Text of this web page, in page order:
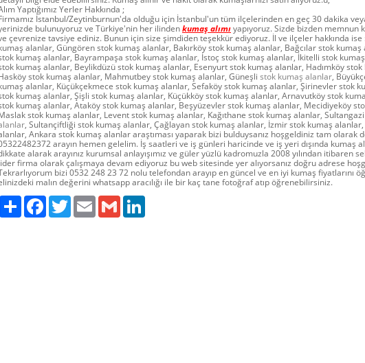
Yaptığımız Yerler Hakkında ;
İstanbul/Zeytinburnun'da olduğu için İstanbul'un tüm ilçelerinden en geç 30 dakika
bulunuyoruz ve Türkiye'nin her ilindenkumaş alımıyapıyoruz. Sizde bizden memnun
çevrenize tavsiye ediniz. Bunun için size şimdiden teşekkür ediyoruz. İl ve ilçeler hakkında
alanlar, Güngören stok kumaş alanlar, Bakırköy stok kumaş alanlar, Bağcılar stok
kumaş alanlar, Bayrampaşa stok kumaş alanlar, İstoç stok kumaş alanlar, İkitelli stok
kumaş alanlar, Beylikdüzü stok kumaş alanlar, Esenyurt stok kumaş alanlar, Hadımköy
stok kumaş alanlar, Mahmutbey stok kumaş alanlar, Güneşli stok kumaş alanlar,
alanlar, Küçükçekmece stok kumaş alanlar, Sefaköy stok kumaş alanlar, Şirinevler stok
kumaş alanlar, Şişli stok kumaş alanlar, Küçükköy stok kumaş alanlar, Arnavutköy stok
kumaş alanlar, Ataköy stok kumaş alanlar, Beşyüzevler stok kumaş alanlar, Mecidiyeköy
stok kumaş alanlar, Levent stok kumaş alanlar, Kağıthane stok kumaş alanlar,
, Sultançiftliği stok kumaş alanlar, Çağlayan stok kumaş alanlar, İzmir stok kumaş
Ankara stok kumaş alanlar araştıması yaparak bizi bulduysanız hoşgeldiniz tam olarak
arayın hemen gelelim. İş saatleri ve iş günleri haricinde ve iş yeri dışında kumaş
alarak arayınız kurumsal anlayışımız ve güler yüzlü kadromuzla 2008 yılından itibaren
firma olarak çalışmaya devam ediyoruz bu web sitesinde yer alıyorsanız doğru adrese
bizi 0532 248 23 72 nolu telefondan arayıp en güncel ve en iyi kumaş fiyatlarını
malın değerini whatsapp aracılığı ile bir kaç tane fotoğraf atıp öğrenebilirsiniz.
Paylaş FacebookTwitter Email Gmail